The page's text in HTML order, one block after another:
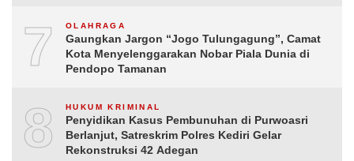
7 OLAHRAGA
Gaungkan Jargon “Jogo Tulungagung”, Camat
Kota Menyelenggarakan Nobar Piala Dunia di
Pendopo Tamanan
8 HUKUM KRIMINAL
Penyidikan Kasus Pembunuhan di Purwoasri
Berlanjut, Satreskrim Polres Kediri Gelar
Rekonstruksi 42 Adegan